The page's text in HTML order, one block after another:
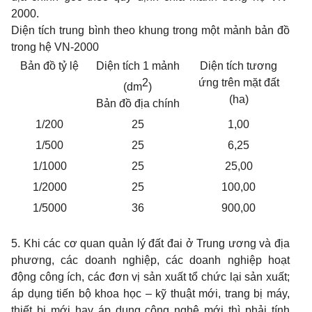
2000.
Diện tích trung bình theo khung trong một mảnh bản đồ
trong hệ VN-2000
Bản đồ tỷ lệ
Diện tích 1 mảnh
(dm2)
Bản đồ địa chính
Diện tích tương
ứng trên mặt đất
(ha)
1/200 25
1,00
1/500
25
6,25
1/1000
25
25,00
1/2000
25
100,00
1/5000
36 900,00
5. Khi các cơ quan quản lý đất đai ở Trung ương và địa
phương, các doanh nghiệp, các doanh nghiệp hoạt
động công ích, các đơn vị sản xuất tổ chức lại sản xuất;
áp dụng tiến bộ khoa học – kỹ thuật mới, trang bị máy,